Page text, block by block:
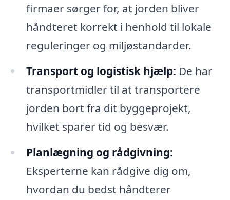
firmaer sørger for, at jorden bliver
håndteret korrekt i henhold til lokale
reguleringer og miljøstandarder.
Transport og logistisk hjælp: De har
transportmidler til at transportere
jorden bort fra dit byggeprojekt,
hvilket sparer tid og besvær.
Planlægning og rådgivning:
Eksperterne kan rådgive dig om,
hvordan du bedst håndterer